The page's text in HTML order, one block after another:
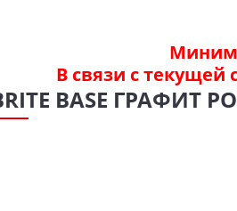
В связи с текущей
BASE ГРАФИТ